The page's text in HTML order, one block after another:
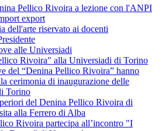
Pellico Rivoira a lezione con l'ANPI
export
dell'arte riservato ai docenti
alle Universiadi
Rivoira" alla Universiadi di Torino
del “Denina Pellico Rivoira” hanno
cerimonia di inaugurazione delle
Torino
del Denina Pellico Rivoira di
alla Ferrero di Alba
Rivoira partecipa all’incontro "I